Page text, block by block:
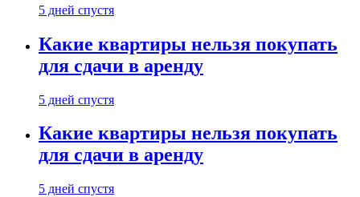
5 дней спустя
Какие квартиры нельзя покупать
для сдачи в аренду
5 дней спустя
Какие квартиры нельзя покупать
для сдачи в аренду
5 дней спустя